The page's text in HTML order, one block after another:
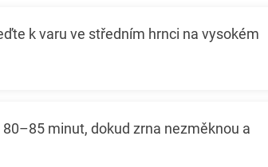
k varu ve středním hrnci na vysokém
minut, dokud zrna nezměknou a